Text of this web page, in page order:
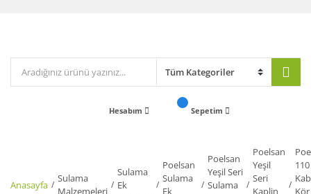
Hesabım Sepetim
Anasayfa
Sulama
Malzemeleri
Sulama
Ek
Poelsan
Sulama
Ek
Poelsan
Yeşil Seri
Sulama
Poelsan
Yeşil
Seri
Kaplin
110
Kör